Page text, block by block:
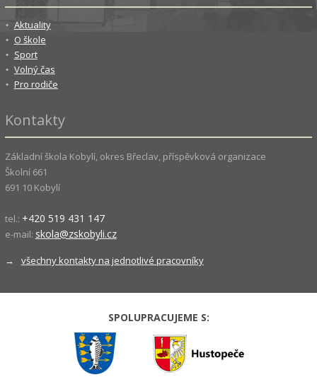
Aktuality
O škole
Sport
Volný čas
Pro rodiče
Kontakty
Základní škola Kobylí, okres Břeclav, příspěvková organizace
Školní 661
691 10 Kobylí
tel.: +420 519 431 147
e-mail: skola@zskobyli.cz
→ všechny kontakty na jednotlivé pracovníky
SPOLUPRACUJEME S: